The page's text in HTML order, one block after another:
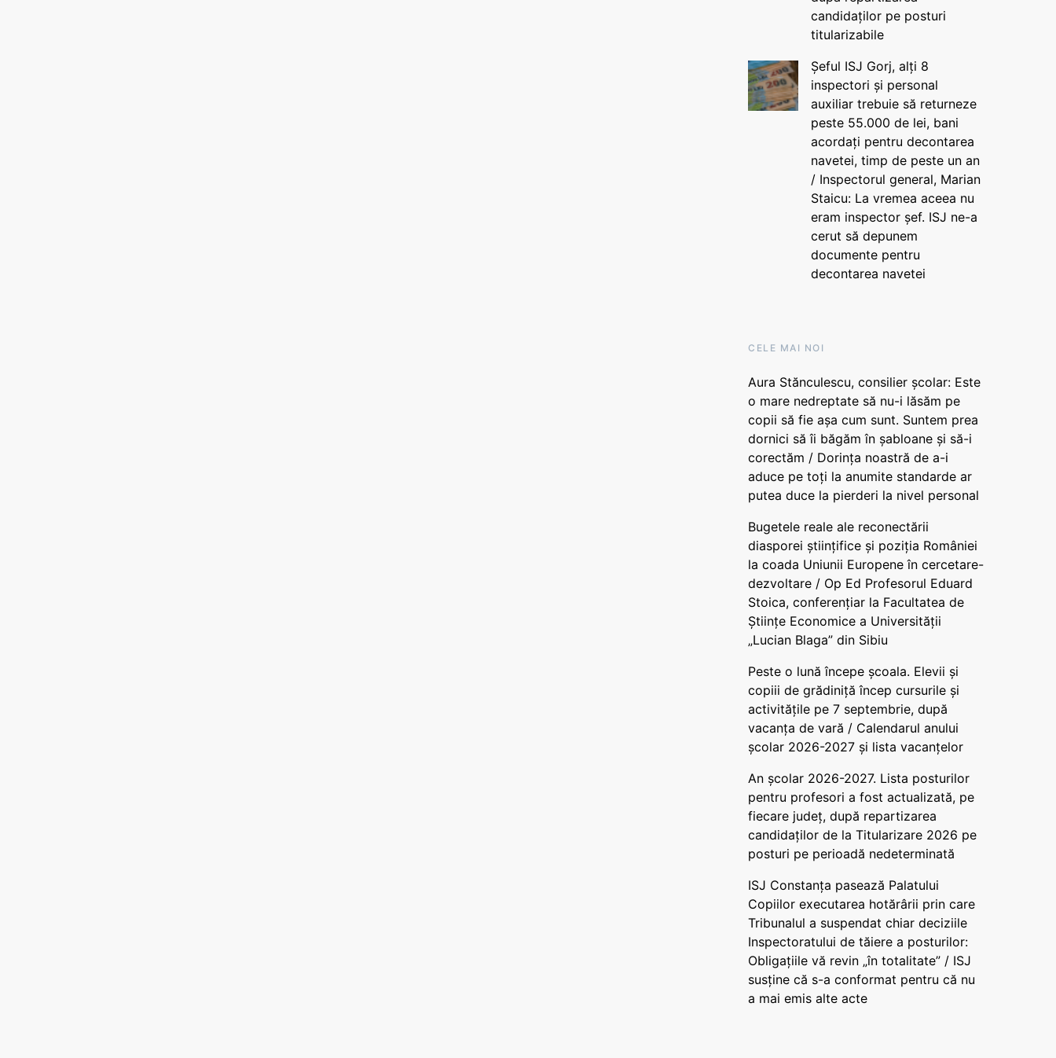
candidaților pe posturi
titularizabile
Șeful ISJ Gorj, alți 8
inspectori și personal
auxiliar trebuie să returneze
peste 55.000 de lei, bani
acordați pentru decontarea
navetei, timp de peste un an
/ Inspectorul general, Marian
Staicu: La vremea aceea nu
eram inspector șef. ISJ ne-a
cerut să depunem
documente pentru
decontarea navetei
CELE MAI NOI
Aura Stănculescu, consilier școlar: Este
o mare nedreptate să nu-i lăsăm pe
copii să fie așa cum sunt. Suntem prea
dornici să îi băgăm în șabloane și să-i
corectăm / Dorința noastră de a-i
aduce pe toți la anumite standarde ar
putea duce la pierderi la nivel personal
Bugetele reale ale reconectării
diasporei științifice și poziția României
la coada Uniunii Europene în cercetare-
dezvoltare / Op Ed Profesorul Eduard
Stoica, conferențiar la Facultatea de
Științe Economice a Universității
„Lucian Blaga” din Sibiu
Peste o lună începe școala. Elevii și
copiii de grădiniță încep cursurile și
activitățile pe 7 septembrie, după
vacanța de vară / Calendarul anului
școlar 2026-2027 și lista vacanțelor
An școlar 2026-2027. Lista posturilor
pentru profesori a fost actualizată, pe
fiecare județ, după repartizarea
candidaților de la Titularizare 2026 pe
posturi pe perioadă nedeterminată
ISJ Constanța pasează Palatului
Copiilor executarea hotărârii prin care
Tribunalul a suspendat chiar deciziile
Inspectoratului de tăiere a posturilor:
Obligațiile vă revin „în totalitate” / ISJ
susține că s-a conformat pentru că nu
a mai emis alte acte